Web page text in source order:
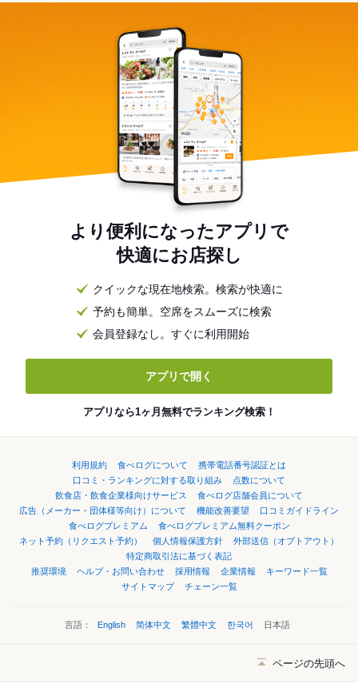
より便利になったアプリで
快適にお店探し
クイックな現在地検索。検索が快適に
予約も簡単。空席をスムーズに検索
会員登録なし。すぐに利用開始
アプリで開く
アプリなら1ヶ月無料でランキング検索！
利用規約 食べログについて
携帯電話番号認証とは
口コミ・ランキングに対する取り組み
点数について
飲食店・飲食企業様向けサービス
食べログ店舗会員について
広告（メーカー・団体様等向け）について
機能改善要望
口コミガイドライン
食べログプレミアム
食べログプレミアム無料クーポン
ネット予約（リクエスト予約）
個人情報保護方針
外部送信（オプトアウト）
特定商取引法に基づく表記
推奨環境
ヘルプ・お問い合わせ 採用情報 企業情報
キーワード一覧
サイトマップ
チェーン一覧
言語： English 简体中文 繁體中文 한국어 日本語
ページの先頭へ